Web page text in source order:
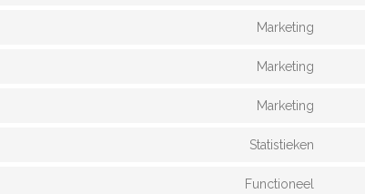
Marketing
Marketing
Marketing
Statistieken
Functioneel